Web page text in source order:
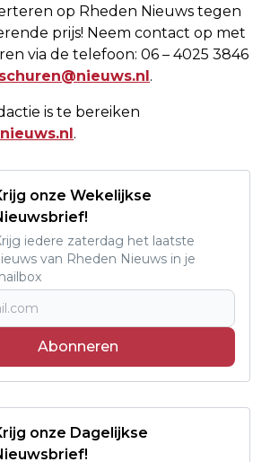
op Rheden Nieuws tegen
prijs! Neem contact op met
via de telefoon: 06 – 4025 3846
.
is te bereiken
.
onze Wekelijkse
iedere zaterdag het laatste
van Rheden Nieuws in je
Abonneren
onze Dagelijkse